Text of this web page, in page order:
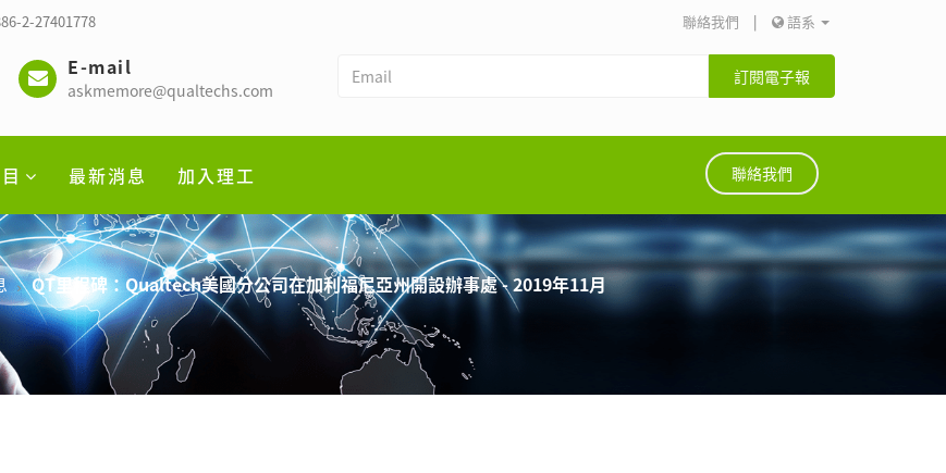
2-27401778 聯絡我們 | 語系
E-mail
askmemore@qualtechs.com
訂閱電子報
最新消息 加入理工 聯絡我們
QT里程碑：Qualtech美國分公司在加利福尼亞州開設辦事處 - 2019年11月